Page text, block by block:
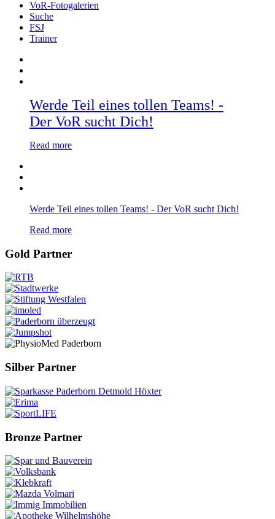
VoR-Fotogalerien
Suche
FSJ
Trainer
Werde Teil eines tollen Teams! -
Der VoR sucht Dich!
Read more
Werde Teil eines tollen Teams! - Der VoR sucht Dich!
Read more
Gold Partner
Silber Partner
Bronze Partner